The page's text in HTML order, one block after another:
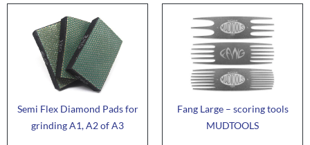
Semi Flex Diamond Pads for
grinding A1, A2 of A3
Fang Large – scoring tools
MUDTOOLS